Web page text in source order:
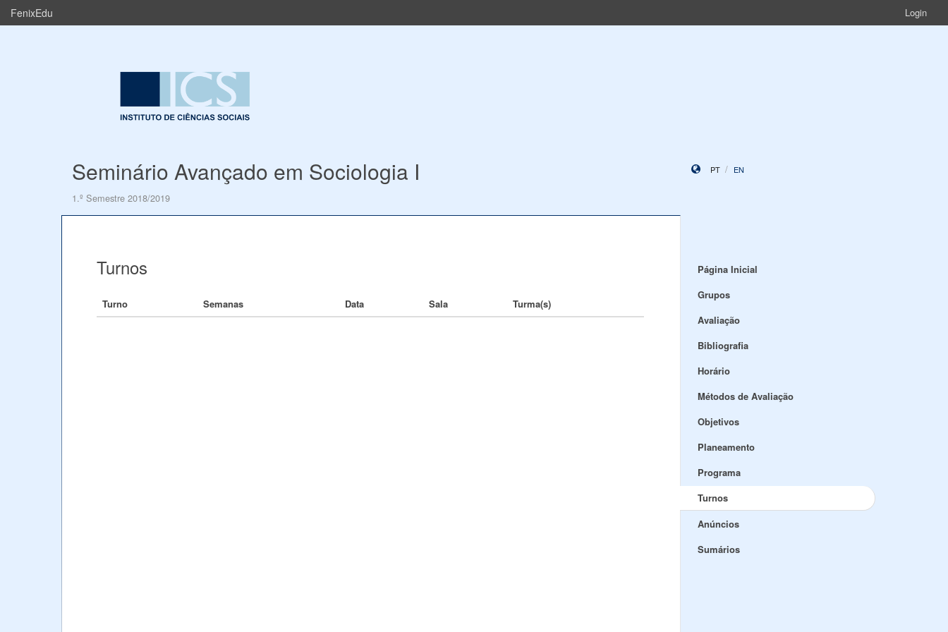
FenixEdu Login
Seminário Avançado em Sociologia I
1.º Semestre 2018/2019
PT EN
Turnos
Turno Semanas Data Sala Turma(s)
Página Inicial
Grupos
Avaliação
Bibliografia
Horário
Métodos de Avaliação
Objetivos
Planeamento
Programa
Turnos
Anúncios
Sumários